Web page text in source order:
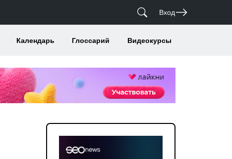
Вход
Календарь Глоссарий Видеокурсы